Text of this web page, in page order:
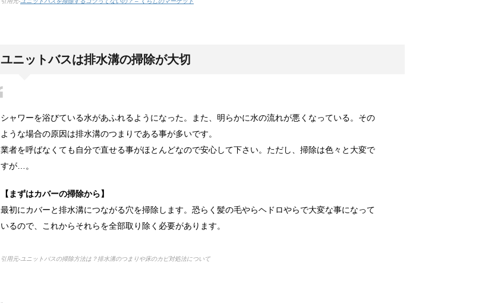
かつてはペットといえば犬が代表格でしたが、最近では飼われてい...
腹痛、しかも激痛・吐き気もある。どんなことが考えられる？
「おなかが痛い」という経験は誰しもあるはずです。食当たりかも...
癒しを与えてくれるメダカ。その産卵時期はいつ？
点滴でできたむくみを簡単に解消する方法！
ユニットバスは排水溝の掃除が大切
シャワーを浴びている水があふれるようになった。また、明らかに水の流れが悪くなっている。その
ような場合の原因は排水溝のつまりである事が多いです。
業者を呼ばなくても自分で直せる事がほとんどなので安心して下さい。ただし、掃除は色々と大変で
すが…。
【まずはカバーの掃除から】
最初にカバーと排水溝につながる穴を掃除します。恐らく髪の毛やらヘドロやらで大変な事になって
いるので、これからそれらを全部取り除く必要があります。
引用元-ユニットバスの掃除方法は？排水溝のつまりや床のカビ対処法について